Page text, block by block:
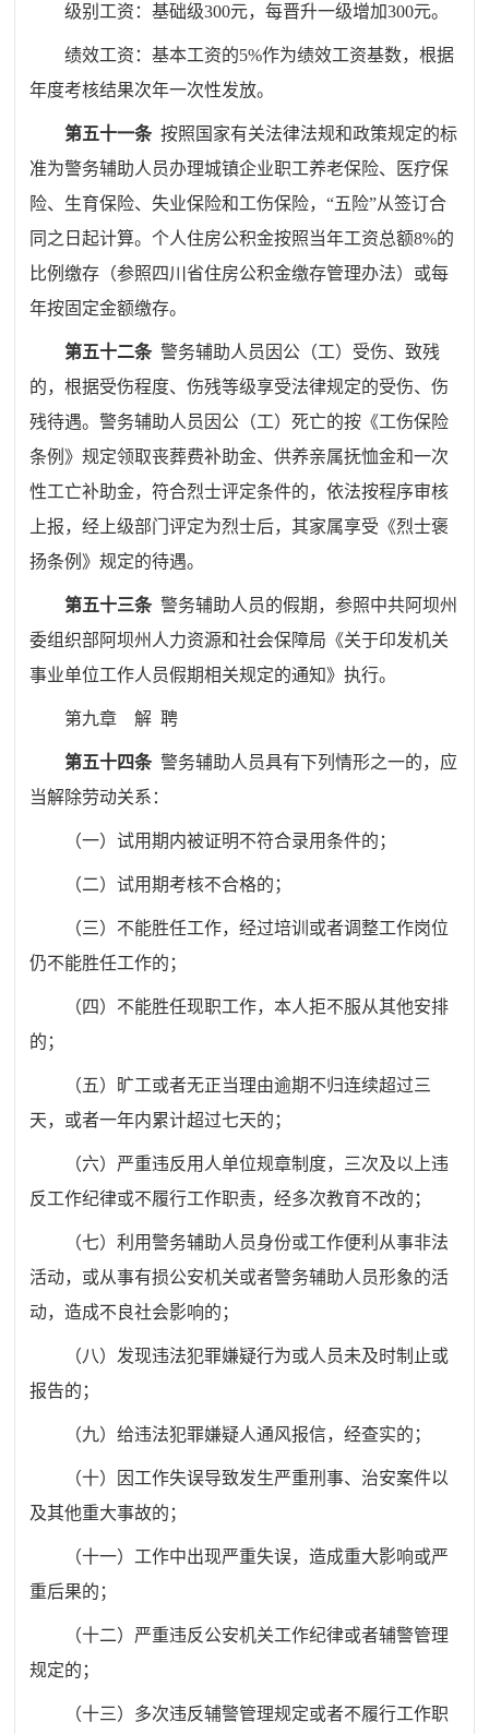
级别工资：基础级300元，每晋升一级增加300元。
绩效工资：基本工资的5%作为绩效工资基数，根据
年度考核结果次年一次性发放。
第五十一条 按照国家有关法律法规和政策规定的标
准为警务辅助人员办理城镇企业职工养老保险、医疗保
险、生育保险、失业保险和工伤保险，“五险”从签订合
同之日起计算。个人住房公积金按照当年工资总额8%的
比例缴存（参照四川省住房公积金缴存管理办法）或每
年按固定金额缴存。
第五十二条 警务辅助人员因公（工）受伤、致残
的，根据受伤程度、伤残等级享受法律规定的受伤、伤
残待遇。警务辅助人员因公（工）死亡的按《工伤保险
条例》规定领取丧葬费补助金、供养亲属抚恤金和一次
性工亡补助金，符合烈士评定条件的，依法按程序审核
上报，经上级部门评定为烈士后，其家属享受《烈士褒
扬条例》规定的待遇。
第五十三条 警务辅助人员的假期，参照中共阿坝州
委组织部 阿坝州人力资源和社会保障局《关于印发机关
事业单位工作人员假期相关规定的通知》执行。
第九章 解 聘
第五十四条 警务辅助人员具有下列情形之一的，应
当解除劳动关系：
（一）试用期内被证明不符合录用条件的；
（二）试用期考核不合格的；
（三）不能胜任工作，经过培训或者调整工作岗位
仍不能胜任工作的；
（四）不能胜任现职工作，本人拒不服从其他安排
的；
（五）旷工或者无正当理由逾期不归连续超过三
天，或者一年内累计超过七天的；
（六）严重违反用人单位规章制度，三次及以上违
反工作纪律或不履行工作职责，经多次教育不改的；
（七）利用警务辅助人员身份或工作便利从事非法
活动，或从事有损公安机关或者警务辅助人员形象的活
动，造成不良社会影响的；
（八）发现违法犯罪嫌疑行为或人员未及时制止或
报告的；
（九）给违法犯罪嫌疑人通风报信，经查实的；
（十）因工作失误导致发生严重刑事、治安案件以
及其他重大事故的；
（十一）工作中出现严重失误，造成重大影响或严
重后果的；
（十二）严重违反公安机关工作纪律或者辅警管理
规定的；
（十三）多次违反辅警管理规定或者不履行工作职